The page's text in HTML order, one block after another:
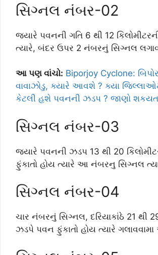
સિગ્નલ નંબર-02
જ્યારે પવનની ગતિ 6 થી 12
ત્યારે, બંદર ઉપર 2 નંબરનું સિગ્નલ
આ પણ વાંચો: Biporjoy Cyclone:
વાવાઝોડુ, ક્યારે આવશે ? ક્યા
કેટલી હશે પવનની ઝડપ ? જાણો
સિગ્નલ નંબર-03
જ્યારે પવનની ઝડપ 13 થી 20
ફુંકાતો હોય ત્યારે આ નંબરનુ સિગ્નલ
સિગ્નલ નંબર-04
ચાર નંબરનું સિગ્નલ, દરિયાકાંઠે 21 થી
ઝડપે પવન ફુંકાતો હોય ત્યારે